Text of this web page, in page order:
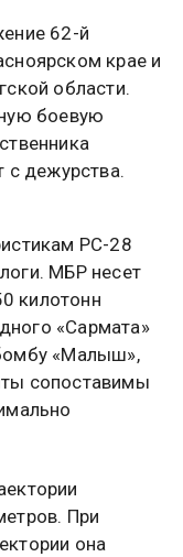
62-й
крае и
области.
боевую
с дежурства.
РС-28
МБР несет
килотонн
«Сармата»
«Малыш»,
сопоставимы
При
она